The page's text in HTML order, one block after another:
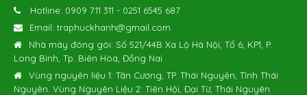
Hotline: 0909 711 311 - 0251 6545 687
Email: traphuckhanh@gmail.com
Nhà máy đóng gói: Số 521/44B Xa Lộ Hà Nội, Tổ 6, KP1, P.
Long Bình, Tp. Biên Hòa, Đồng Nai
Vùng nguyên liệu 1: Tân Cương, TP. Thái Nguyên, Tỉnh Thái
Nguyên. Vùng Nguyên Liệu 2: Tiên Hội, Đại Từ, Thái Nguyên